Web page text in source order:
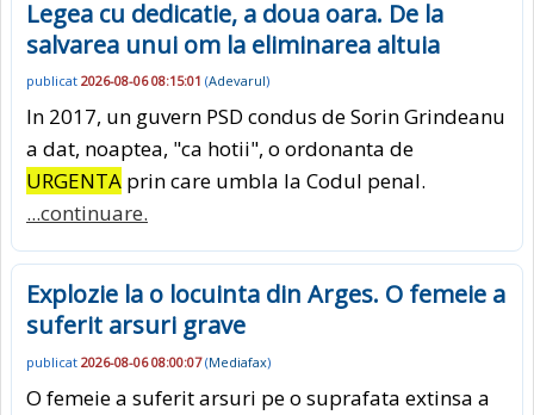
Legea cu dedicatie, a doua oara. De la
salvarea unui om la eliminarea altuia
publicat 2026-08-06 08:15:01 (Adevarul)
In 2017, un guvern PSD condus de Sorin Grindeanu
a dat, noaptea, "ca hotii", o ordonanta de
URGENTA prin care umbla la Codul penal.
...continuare.
Explozie la o locuinta din Arges. O femeie a
suferit arsuri grave
publicat 2026-08-06 08:00:07(Mediafax)
O femeie a suferit arsuri pe o suprafata extinsa a